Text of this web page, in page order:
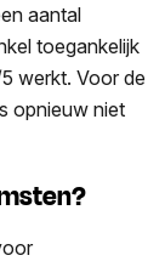
aantal
toegankelijk
werkt. Voor de
opnieuw niet